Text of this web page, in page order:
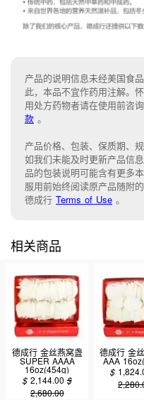
产品的说明信息未经美国食
此，本品不宜作药用注解。
用处方药物者请在使用前咨
款 。
产品价格、包装、保质期、
如我们未能及时更新产品信息
品的包装说明可能含有更多
服用前始终阅读原产品随附
德成行 Terms of Use 。
相关商品
德成行 金丝燕窝盏
SUPER AAAA
16oz(454g)
$ 2,144.00 $
2,680.00
德成行 金
AAA
$